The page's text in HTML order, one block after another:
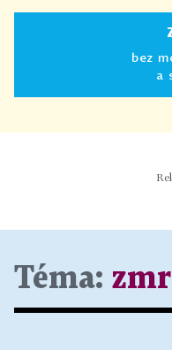
bez
a
Téma: